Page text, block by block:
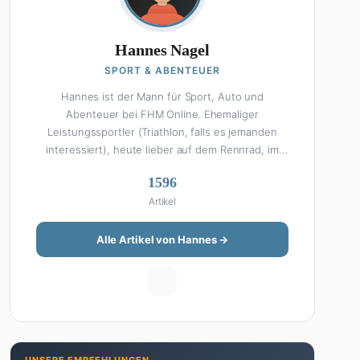
Hannes Nagel
SPORT & ABENTEUER
Hannes ist der Mann für Sport, Auto und
Abenteuer bei FHM Online. Ehemaliger
Leistungssportler (Triathlon, falls es jemanden
interessiert), heute lieber auf dem Rennrad, im
Wissen über Sport ist enzyklopädisch: Egal ob
Bundesliga-Analyse, Formel 1, UFC oder Olympia –
Hannes liefert fundierte Einschätzungen mit der
Leidenschaft eines echten Fans. Aber Sport ist
nur die halbe Miete: Hannes ist auch unser Auto-
Seite. Wenn Hannes mal nicht über Sport oder
1596
Artikel
Alle Artikel von Hannes →